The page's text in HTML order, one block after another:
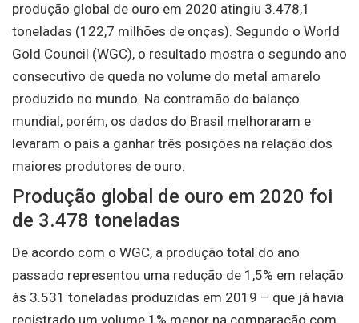
produção global de ouro em 2020 atingiu 3.478,1
toneladas (122,7 milhões de onças). Segundo o World
Gold Council (WGC), o resultado mostra o segundo ano
consecutivo de queda no volume do metal amarelo
produzido no mundo. Na contramão do balanço
mundial, porém, os dados do Brasil melhoraram e
levaram o país a ganhar três posições na relação dos
maiores produtores de ouro.
Produção global de ouro em 2020 foi
de 3.478 toneladas
De acordo com o WGC, a produção total do ano
passado representou uma redução de 1,5% em relação
às 3.531 toneladas produzidas em 2019 – que já havia